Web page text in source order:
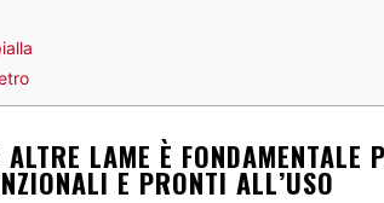
LAME È FONDAMENTALE
E PRONTI ALL’USO